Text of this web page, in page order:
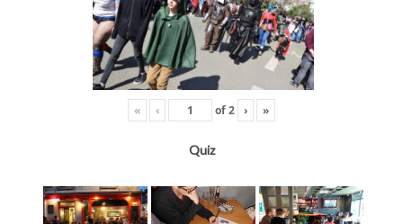
« ‹ of2 › »
Quiz